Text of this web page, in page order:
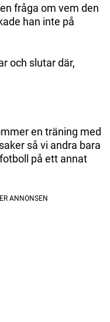
fråga om vem den
han inte på
och slutar där,
en träning med
så vi andra bara
på ett annat